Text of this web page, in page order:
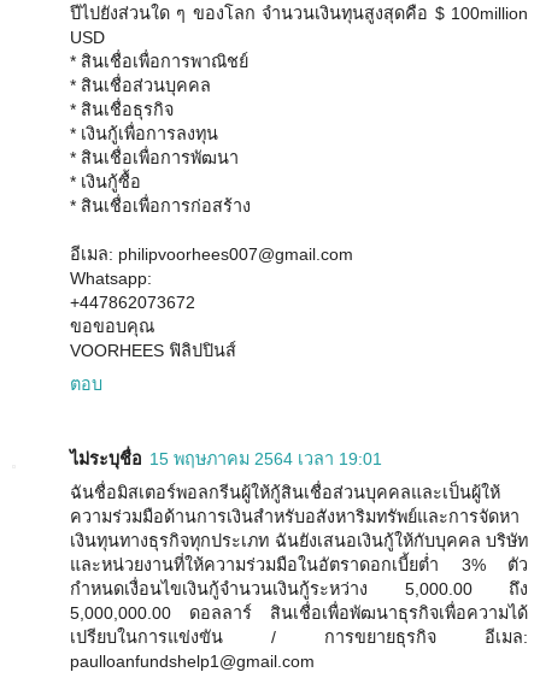
ปีไปยังส่วนใด ๆ ของโลก จำนวนเงินทุนสูงสุดคือ $ 100million
USD
* สินเชื่อเพื่อการพาณิชย์
* สินเชื่อส่วนบุคคล
* สินเชื่อธุรกิจ
* เงินกู้เพื่อการลงทุน
* สินเชื่อเพื่อการพัฒนา
* เงินกู้ซื้อ
* สินเชื่อเพื่อการก่อสร้าง
อีเมล: philipvoorhees007@gmail.com
Whatsapp:
+447862073672
ขอขอบคุณ
VOORHEES ฟิลิปปินส์
ตอบ
ไม่ระบุชื่อ 15 พฤษภาคม 2564 เวลา 19:01
ฉันชื่อมิสเตอร์พอลกรีนผู้ให้กู้สินเชื่อส่วนบุคคลและเป็นผู้ให้
ความร่วมมือด้านการเงินสำหรับอสังหาริมทรัพย์และการจัดหา
เงินทุนทางธุรกิจทุกประเภท ฉันยังเสนอเงินกู้ให้กับบุคคล บริษัท
และหน่วยงานที่ให้ความร่วมมือในอัตราดอกเบี้ยต่ำ 3% ตัว
กำหนดเงื่อนไขเงินกู้จำนวนเงินกู้ระหว่าง 5,000.00 ถึง
5,000,000.00 ดอลลาร์ สินเชื่อเพื่อพัฒนาธุรกิจเพื่อความได้
เปรียบในการแข่งขัน / การขยายธุรกิจ อีเมล:
paulloanfundshelp1@gmail.com